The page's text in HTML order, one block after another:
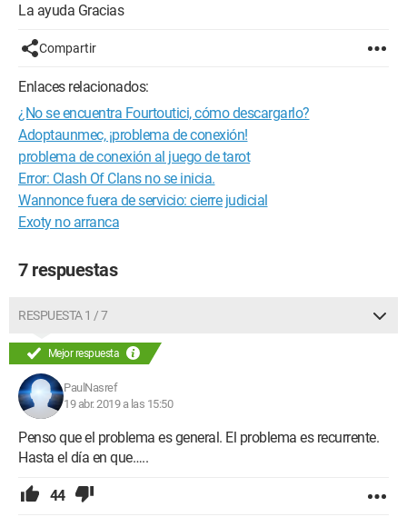
La ayuda Gracias
Compartir
Enlaces relacionados:
¿No se encuentra Fourtoutici, cómo descargarlo?
Adoptaunmec, ¡problema de conexión!
problema de conexión al juego de tarot
Error: Clash Of Clans no se inicia.
Wannonce fuera de servicio: cierre judicial
Exoty no arranca
7 respuestas
RESPUESTA 1 / 7
Mejor respuesta
PaulNasref
19 abr. 2019 a las 15:50
Penso que el problema es general. El problema es recurrente.
Hasta el día en que…..
44